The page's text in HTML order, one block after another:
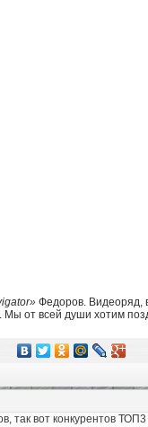
Федоров. Видеоряд,
от всей души хотим
так вот конкурентов ТОП3